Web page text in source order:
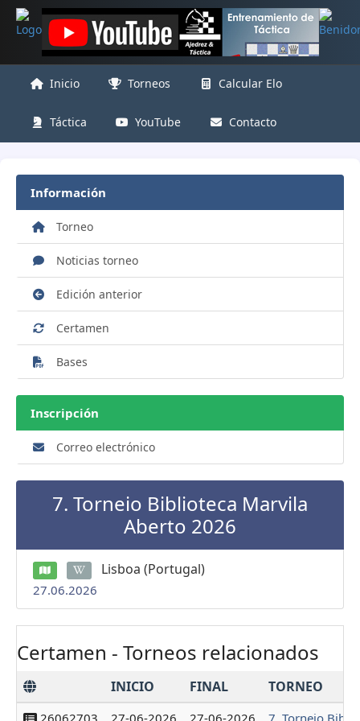
Inicio Torneos Calcular Elo
Táctica YouTube Contacto
Información
Torneo
Noticias torneo
Edición anterior
Certamen
Bases
Inscripción
Correo electrónico
7. Torneio Biblioteca Marvila
Aberto 2026
Lisboa (Portugal)
27.06.2026
Certamen - Torneos relacionados
INICIO FINAL TORNEO